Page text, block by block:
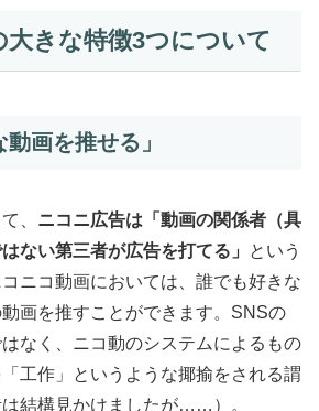
大きな特徴3つについて
動画を推せる」
、 ニコニ広告は「動画の関係者（具
ない第三者が広告を打てる」
という
ニコ動画においては、誰でも好きな
画を推すことができます。SNSの
なく、ニコ動のシステムによるもの
工作」というような揶揄をされる謂
結構見かけましたが……）。